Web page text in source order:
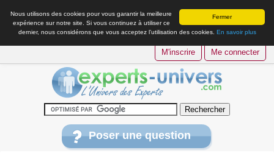
Fermer
Nous utilisons des cookies pour vous garantir la meilleure
expérience sur notre site. Si vous continuez à utiliser ce
dernier, nous considérons que vous acceptez l’utilisation des cookies. En savoir plus
M'inscrire Me connecter
Poser une question